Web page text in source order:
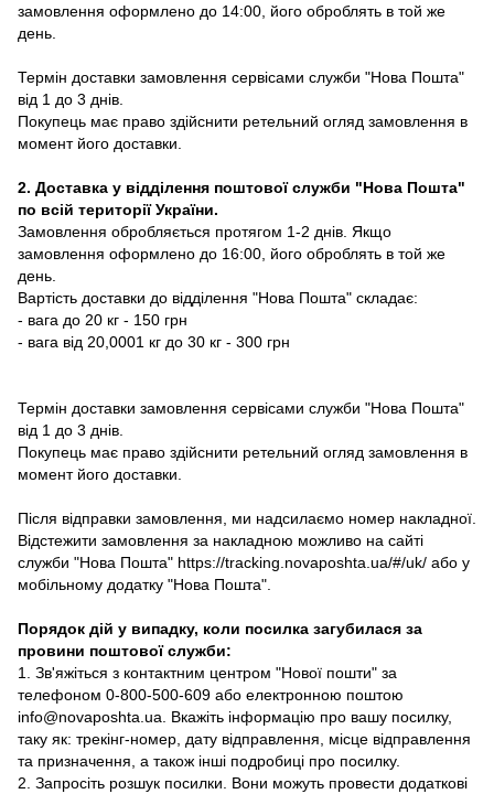
замовлення оформлено до 14:00, його оброблять в той же
день.
Термін доставки замовлення сервісами служби "Нова Пошта"
від 1 до 3 днів.
Покупець має право здійснити ретельний огляд замовлення в
момент його доставки.
2. Доставка у відділення поштової служби "Нова Пошта"
по всій території України.
Замовлення обробляється протягом 1-2 днів. Якщо
замовлення оформлено до 16:00, його оброблять в той же
день.
Вартість доставки до відділення "Нова Пошта" складає:
- вага до 20 кг - 150 грн
- вага від 20,0001 кг до 30 кг - 300 грн
Термін доставки замовлення сервісами служби "Нова Пошта"
від 1 до 3 днів.
Покупець має право здійснити ретельний огляд замовлення в
момент його доставки.
Після відправки замовлення, ми надсилаємо номер накладної.
Відстежити замовлення за накладною можливо на сайті
служби "Нова Пошта" https://tracking.novaposhta.ua/#/uk/ або у
мобільному додатку "Нова Пошта".
Порядок дій у випадку, коли посилка загубилася за
провини поштової служби:
1. Зв'яжіться з контактним центром "Нової пошти" за
телефоном 0-800-500-609 або електронною поштою
info@novaposhta.ua. Вкажіть інформацію про вашу посилку,
таку як: трекінг-номер, дату відправлення, місце відправлення
та призначення, а також інші подробиці про посилку.
2. Запросіть розшук посилки. Вони можуть провести додаткові